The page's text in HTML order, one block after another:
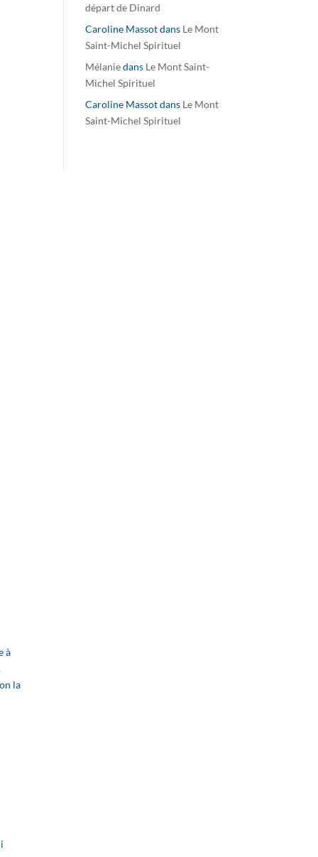
à
la
départ de Dinard
Caroline Massotdans Le Mont
Saint-Michel Spirituel
Mélaniedans Le Mont Saint-
Michel Spirituel
Caroline Massotdans Le Mont
Saint-Michel Spirituel